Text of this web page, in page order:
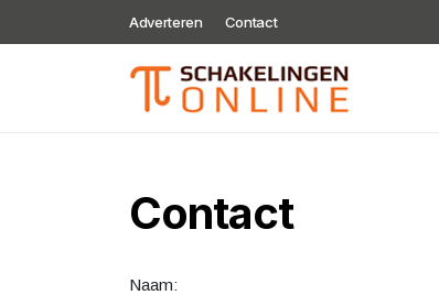
Adverteren Contact
Contact
Naam: